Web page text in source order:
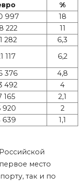
%
997
18
222
11
282
6,3
117
6,2
376
4,8
492
4
165
2,1
920
2
639 1,1
место
так и по